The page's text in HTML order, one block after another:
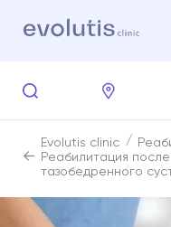
Evolutis clinic
Реабилитация
тазобедренного